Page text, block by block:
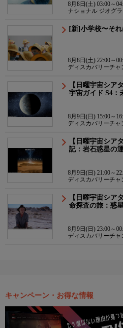
8月8日(土) 03:00～
ナショナル ジオグ
[新]小学校〜そ
8月8日(土) 22:00～
ディスカバリーチャ
【日曜宇宙シア
宇宙ガイド S4：
8月9日(日) 15:00～
ディスカバリーチャ
【日曜宇宙シア
記：岩石惑星の
8月9日(日) 21:00～
ディスカバリーチャ
【日曜宇宙シア
命探査の旅：惑
8月9日(日) 23:00～
ディスカバリーチャ
キャンペーン・お得な情報